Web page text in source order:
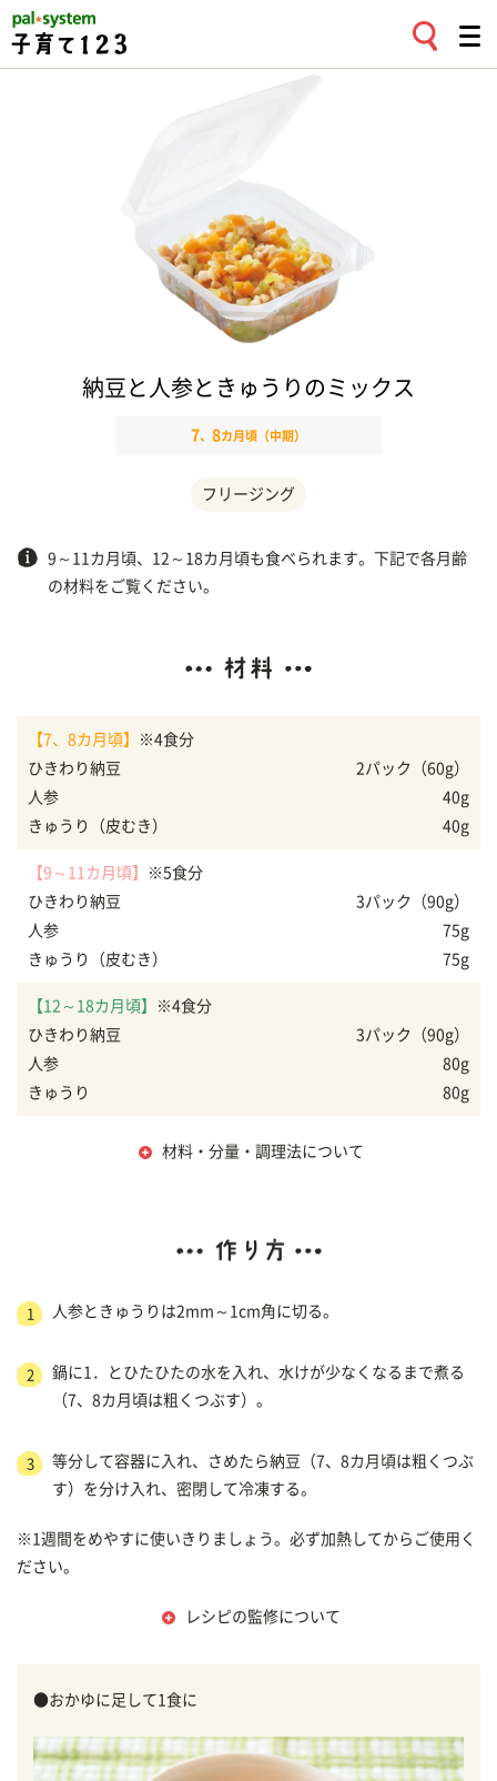
納豆と人参ときゅうりのミックス
7、 8カ月頃（中期）
フリージング
9～11カ月頃、12～18カ月頃も食べられます。下記で各月齢
の材料をご覧ください。
【7、8カ月頃】
※4食分
ひきわり納豆
人参
きゅうり（皮むき）
2パック（60g）
40g
40g
【9～11カ月頃】
※5食分
ひきわり納豆
人参
きゅうり（皮むき）
3パック（90g）
75g
75g
【12～18カ月頃】
※4食分
ひきわり納豆
人参
きゅうり
3パック（90g）
80g
80g
材料・分量・調理法について
1 人参ときゅうりは2mm～1cm角に切る。
2
鍋に1．とひたひたの水を入れ、水けが少なくなるまで煮る
（7、8カ月頃は粗くつぶす）。
3
等分して容器に入れ、さめたら納豆（7、8カ月頃は粗くつぶ
す）を分け入れ、密閉して冷凍する。
※1週間をめやすに使いきりましょう。必ず加熱してからご使用く
ださい。
レシピの監修について
●おかゆに足して1食に